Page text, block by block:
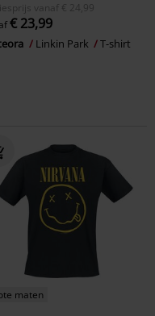
vanaf € 24,99
€ 23,99
Linkin Park T-shirt
maten